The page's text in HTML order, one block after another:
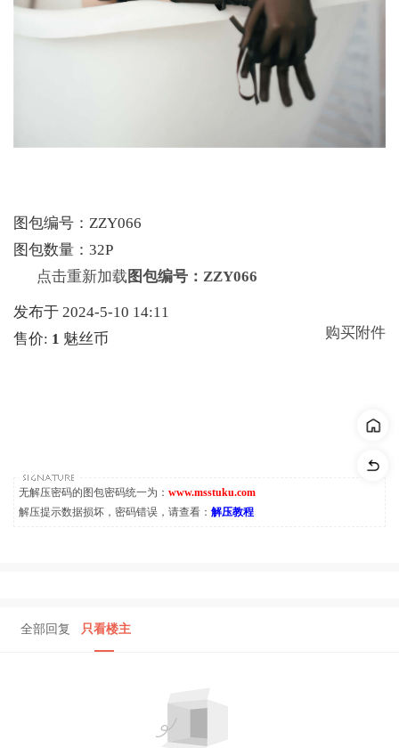
图包编号：ZZY066
图包数量：32P
点击重新加载 图包编号：ZZY066
发布于 2024-5-10 14:11
售价: 1 魅丝币 购买附件
无解压密码的图包密码统一为： www.msstuku.com
解压提示数据损坏，密码错误，请查看： 解压教程
全部回复 只看楼主